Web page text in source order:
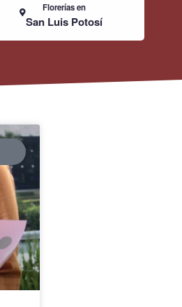
Florerías en
San Luis Potosí